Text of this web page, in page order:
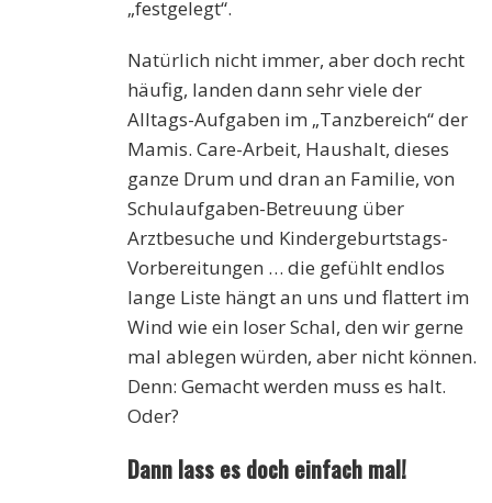
„festgelegt“.
Natürlich nicht immer, aber doch recht
häufig, landen dann sehr viele der
Alltags-Aufgaben im „Tanzbereich“ der
Mamis. Care-Arbeit, Haushalt, dieses
ganze Drum und dran an Familie, von
Schulaufgaben-Betreuung über
Arztbesuche und Kindergeburtstags-
Vorbereitungen … die gefühlt endlos
lange Liste hängt an uns und flattert im
Wind wie ein loser Schal, den wir gerne
mal ablegen würden, aber nicht können.
Denn: Gemacht werden muss es halt.
Oder?
Dann lass es doch einfach mal!